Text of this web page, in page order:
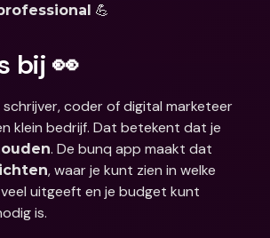
💪
bij 👀
coder of digital marketeer
. De bunq app maakt dat
, waar je kunt zien in welke
uitgeeft en je budget kunt
is.